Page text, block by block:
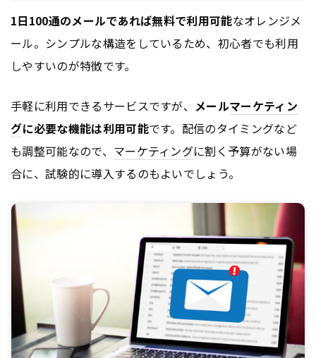
1日100通のメールであれば無料で利用可能なオレンジメ
ール。シンプルな構造をしているため、初心者でも利用
しやすいのが特徴です。
手軽に利用できるサービスですが、 メールマーケティン
グに必要な機能は利用可能です。配信のタイミングなど
も調整可能なので、 マーケティングに割く予算がない場
合に、試験的に導入するのもよいでしょう。